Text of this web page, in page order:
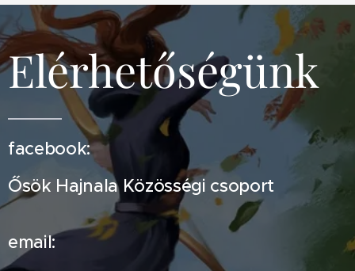
Elérhetőségünk
facebook:
Ősök Hajnala Közösségi csoport
email: